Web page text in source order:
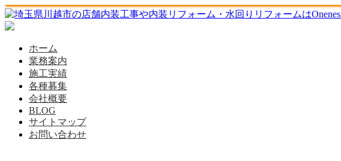
ホーム
業務案内
施工実績
各種募集
会社概要
BLOG
サイトマップ
お問い合わせ